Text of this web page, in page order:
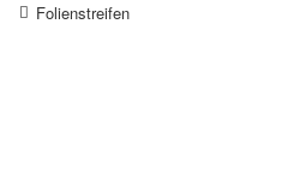
Folienstreifen